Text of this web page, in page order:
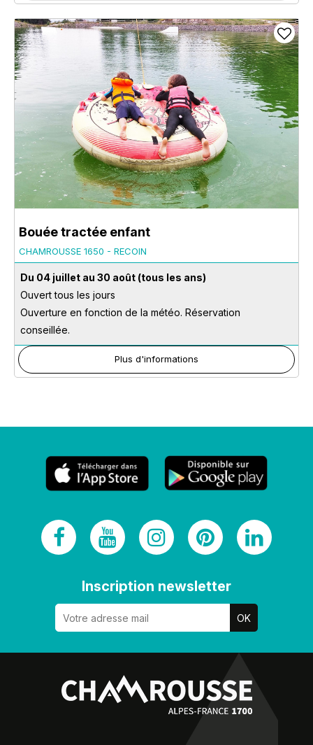
Bouée tractée enfant
CHAMROUSSE 1650 - RECOIN
Du 04 juillet au 30 août (tous les ans)
Ouvert tous les jours
Ouverture en fonction de la météo. Réservation
conseillée.
Plus d'informations
Inscription newsletter